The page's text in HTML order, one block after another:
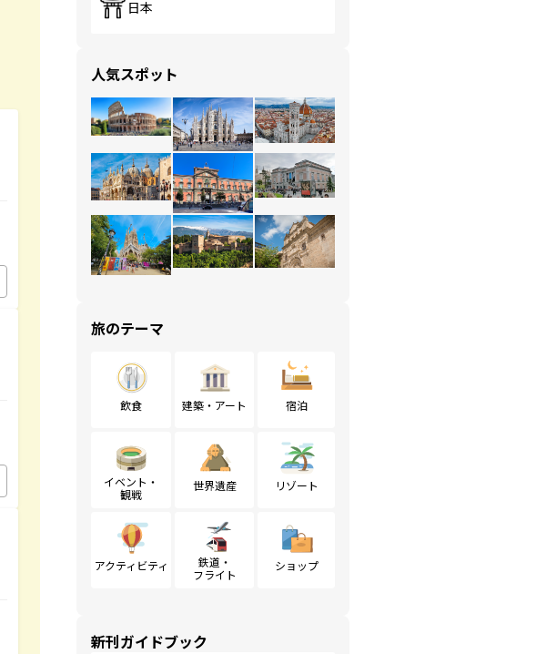
日本
人気スポット
旅のテーマ
飲食 建築・アート 宿泊
イベント・
観戦
世界遺産 リゾート
アクティビティ
鉄道・
フライト
ショップ
新刊ガイドブック